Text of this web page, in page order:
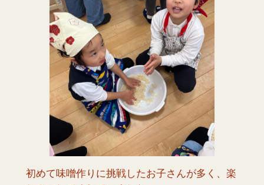
初めて味噌作りに挑戦したお子さんが多く、楽